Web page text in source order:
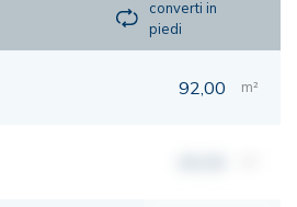
converti in
piedi
92,00 m²